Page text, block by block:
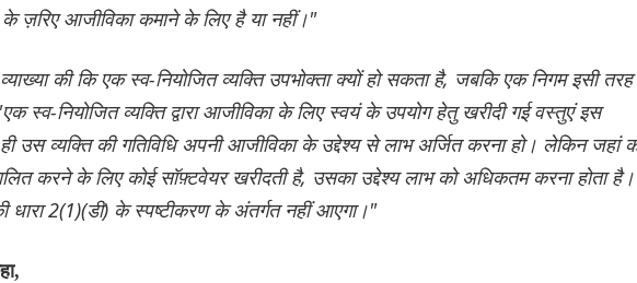
के ज़रिए आजीविका कमाने के लिए है या नहीं।"
की कि एक स्व-नियोजित व्यक्ति उपभोक्ता क्यों हो सकता है, जबकि एक निगम इसी
स्व-नियोजित व्यक्ति द्वारा आजीविका के लिए स्वयं के उपयोग हेतु खरीदी गई वस्तुएं इस
उस व्यक्ति की गतिविधि अपनी आजीविका के उद्देश्य से लाभ अर्जित करना हो। लेकिन जहां
करने के लिए कोई सॉफ़्टवेयर खरीदती है, उसका उद्देश्य लाभ को अधिकतम करना होता है।
2(1)(डी) के स्पष्टीकरण के अंतर्गत नहीं आएगा।"